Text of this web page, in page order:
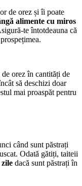
de orez și îi poate
alimente cu miros
te întotdeauna că
orez în cantități de
să deschizi doar
mai proaspăt pentru
când sunt păstrați
Odată gătiți, taiteii
zile dacă sunt păstrați în